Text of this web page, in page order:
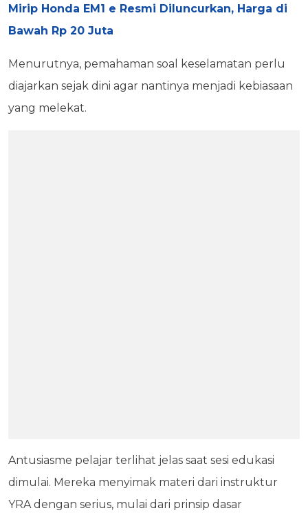
Mirip Honda EM1 e Resmi Diluncurkan, Harga di
Bawah Rp 20 Juta
Menurutnya, pemahaman soal keselamatan perlu
diajarkan sejak dini agar nantinya menjadi kebiasaan
yang melekat.
Antusiasme pelajar terlihat jelas saat sesi edukasi
dimulai. Mereka menyimak materi dari instruktur
YRA dengan serius, mulai dari prinsip dasar